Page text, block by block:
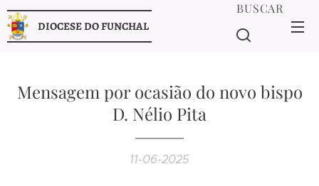
DIOCESE DO FUNCHAL
BUSCAR
Mensagem por ocasião do novo bispo
D. Nélio Pita
11-06-2025